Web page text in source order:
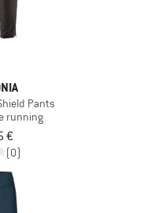
Pants
running
€
(0)